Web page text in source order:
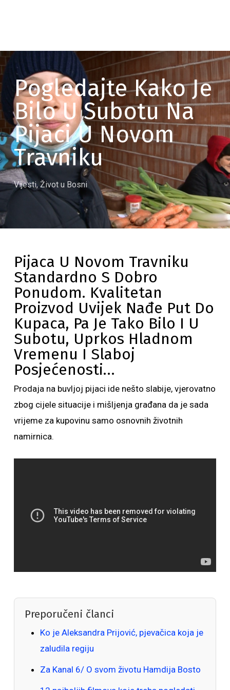
Pogledajte Kako Je
Bilo U Subotu Na
Pijaci U Novom
Travniku
Vijesti, Život u Bosni
Pijaca U Novom Travniku
Standardno S Dobro
Ponudom. Kvalitetan
Proizvod Uvijek Nađe Put Do
Kupaca, Pa Je Tako Bilo I U
Subotu, Uprkos Hladnom
Vremenu I Slaboj
Posjećenosti…
Prodaja na buvljoj pijaci ide nešto slabije, vjerovatno
zbog cijele situacije i mišljenja građana da je sada
vrijeme za kupovinu samo osnovnih životnih
namirnica.
Preporučeni članci
Ko je Aleksandra Prijović, pjevačica koja je
zaludila regiju
Za Kanal 6/ O svom životu Hamdija Bosto